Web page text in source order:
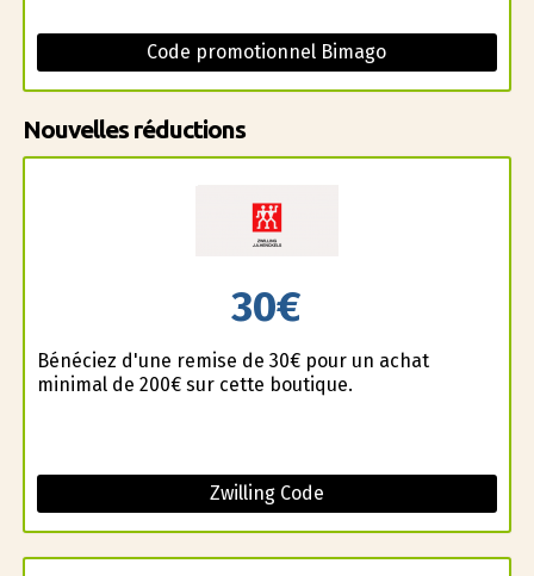
Code promotionnel Bimago
Nouvelles réductions
30€
Bénéficiez d'une remise de 30€ pour un achat
minimal de 200€ sur cette boutique.
Zwilling Code